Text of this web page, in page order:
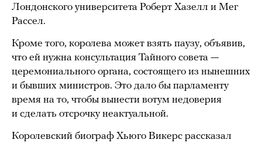
Лондонского университета Роберт Хазелл и Мег
Рассел.
Кроме того, королева может взять паузу, объявив,
что ей нужна консультация Тайного совета —
церемониального органа, состоящего из нынешних
и бывших министров. Это дало бы парламенту
время на то, чтобы вынести вотум недоверия
и сделать отсрочку неактуальной.
Королевский биограф Хьюго Викерс рассказал